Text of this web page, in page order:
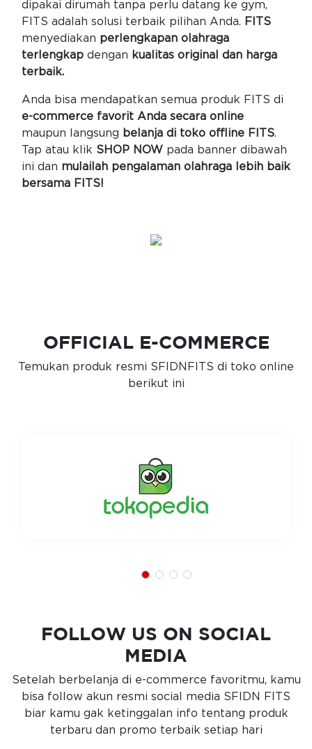
dipakai dirumah tanpa perlu datang ke gym,
FITS adalah solusi terbaik pilihan Anda. FITS
menyediakan perlengkapan olahraga
terlengkapdengan kualitas original dan harga
terbaik.
Anda bisa mendapatkan semua produk FITS di
e-commerce favorit Anda secara online
maupun langsung belanja di toko offline FITS.
Tap atau klik SHOP NOW pada banner dibawah
ini dan mulailah pengalaman olahraga lebih baik
bersama FITS!
OFFICIAL E-COMMERCE
Temukan produk resmi SFIDNFITS di toko online
berikut ini
FOLLOW US ON SOCIAL
MEDIA
Setelah berbelanja di e-commerce favoritmu, kamu
bisa follow akun resmi social media SFIDN FITS
biar kamu gak ketinggalan info tentang produk
terbaru dan promo terbaik setiap hari